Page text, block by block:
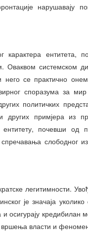
нарушавају
ентитета,
Оваквом системском
се практично
споразума за
политичких
примјера из
почевши од
слободног
легитимности.
је значаја
осигурају кредибилан
вршења власти и